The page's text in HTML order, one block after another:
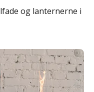
og lanternerne i